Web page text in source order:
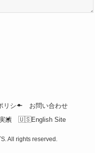
リシー
お問い合わせ
績 🇺🇸English Site
All rights reserved.